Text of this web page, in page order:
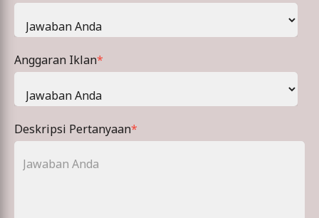
Anggaran Iklan*
Deskripsi Pertanyaan*